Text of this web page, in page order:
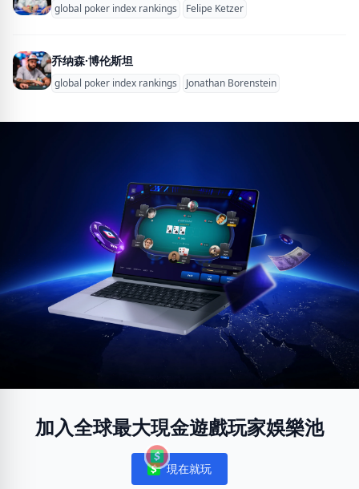
global poker index rankings Felipe Ketzer
乔纳森·博伦斯坦
global poker index rankings Jonathan Borenstein
加入全球最大現金遊戲玩家娛樂池
Notifications
現在就玩